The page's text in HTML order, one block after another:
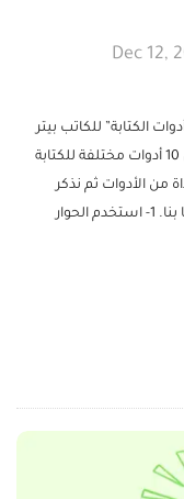
الكتابة” للكاتب بيتر
كلارك، لنرى ماذا نصحنا بيتر كلارك وذلك من خلال 10 أدوات مختلفة للكتابة
الأدوات ثم نذكر
إرشادات بيتر لتطبيق هذه الأداة في كتاباتك. فهيا بنا. 1- استخدم الحوار